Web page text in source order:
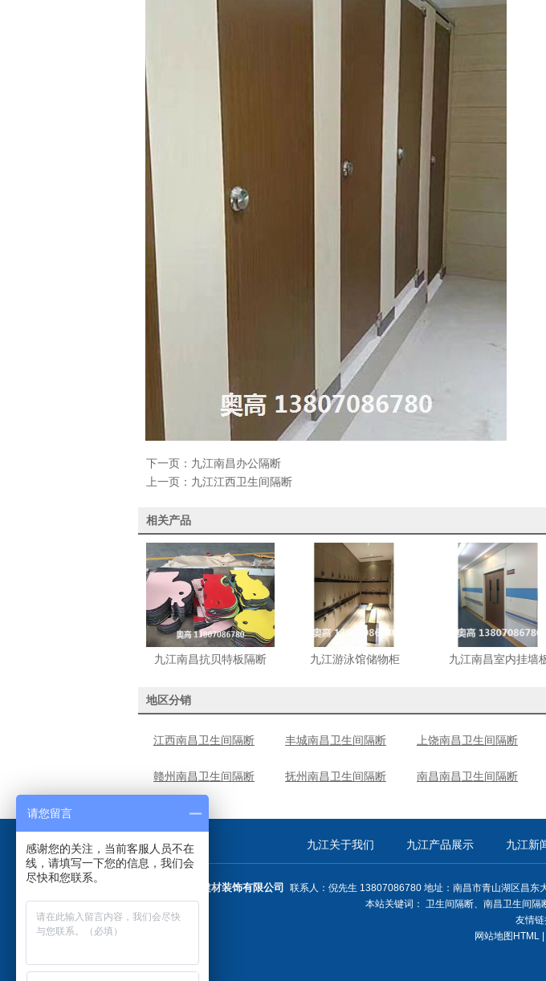
下一页： 九江南昌办公隔断
上一页： 九江江西卫生间隔断
相关产品
九江南昌抗贝特板隔断 九江游泳馆储物柜 九江南昌室内挂墙
地区分销
江西南昌卫生间隔断 丰城南昌卫生间隔断 上饶南昌卫生间隔断
赣州南昌卫生间隔断 抚州南昌卫生间隔断 南昌南昌卫生间隔断
九江关于我们 九江产品展示 九江新
南昌市奥高建材装饰有限公司 联系人：倪先生 13807086780 地址：南昌市青山湖区昌东
本站关键词： 卫生间隔断、 南昌卫生间隔
友情链
网站地图HTML|
请您留言
感谢您的关注，当前客服人员不在
线，请填写一下您的信息，我们会
尽快和您联系。